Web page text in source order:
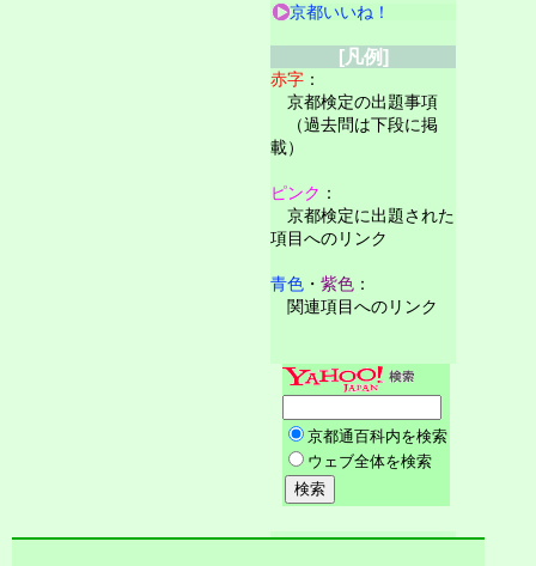
京都いいね！
[凡例]
赤字 ：
京都検定の出題事項
（過去問は下段に掲
載）
ピンク ：
京都検定に出題された
項目へのリンク
青色 ・ 紫色 ：
関連項目へのリンク